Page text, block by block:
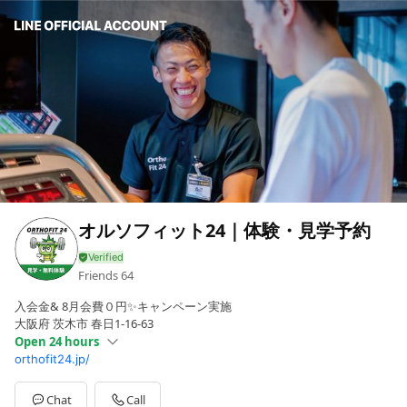
オルソフィット24｜体験・見学予約
Friends64
入会金& 8月会費０円✨キャンペーン実施
大阪府 茨木市 春日1-16-63
Open 24 hours
SunOpen 24 hours
MonOpen 24 hours
TueOpen 24 hours
orthofit24.jp/
Chat Call